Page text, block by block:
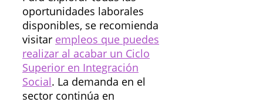
oportunidades laborales
disponibles, se recomienda
visitar empleos que puedes
realizar al acabar un Ciclo
Superior en Integración
Social. La demanda en el
sector continúa en